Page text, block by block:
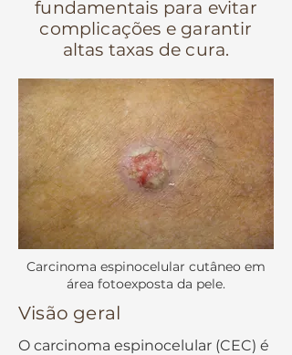
fundamentais para evitar
complicações e garantir
altas taxas de cura.
Carcinoma espinocelular cutâneo em
área fotoexposta da pele.
Visão geral
O carcinoma espinocelular (CEC) é